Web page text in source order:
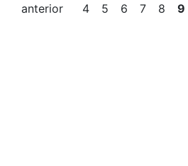
anterior 4 5 6 7 8 9